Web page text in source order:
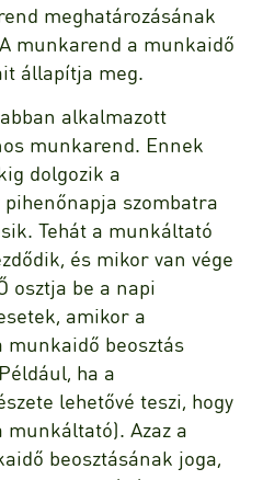
meghatározásának
munkarend a munkaidő
állapítja meg.
alkalmazott
munkarend. Ennek
dolgozik a
szombatra
Tehát a munkáltató
és mikor van vége
osztja be a napi
amikor a
beosztás
ha a
lehetővé teszi, hogy
munkáltató). Azaz a
beosztásának joga,